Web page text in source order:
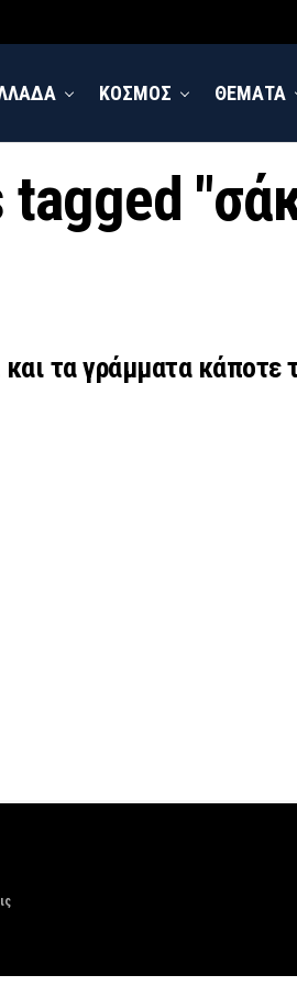
ΚΟΣΜΟΣ ΘΕΜΑΤΑ
τα γράμματα κάποτε